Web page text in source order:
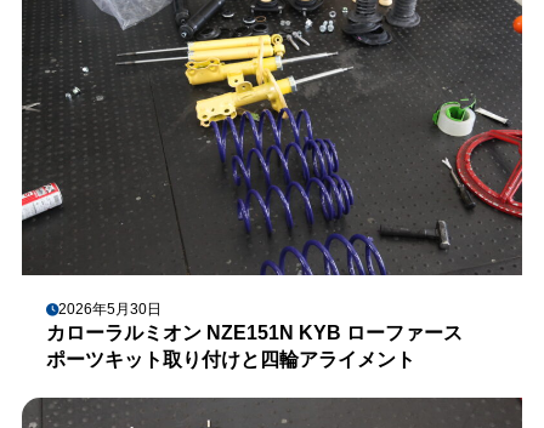
2026年5月30日
カローラルミオン NZE151N KYB ローファース
ポーツキット取り付けと四輪アライメント